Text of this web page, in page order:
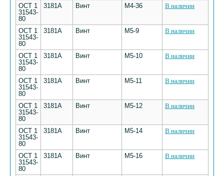
ОСТ 1
31543-
80
3181А Винт М4-36 В наличии
ОСТ 1
31543-
80
3181А Винт М5-9 В наличии
ОСТ 1
31543-
80
3181А Винт М5-10 В наличии
ОСТ 1
31543-
80
3181А Винт М5-11 В наличии
ОСТ 1
31543-
80
3181А Винт М5-12 В наличии
ОСТ 1
31543-
80
3181А Винт М5-14 В наличии
ОСТ 1
31543-
80
3181А Винт М5-16 В наличии